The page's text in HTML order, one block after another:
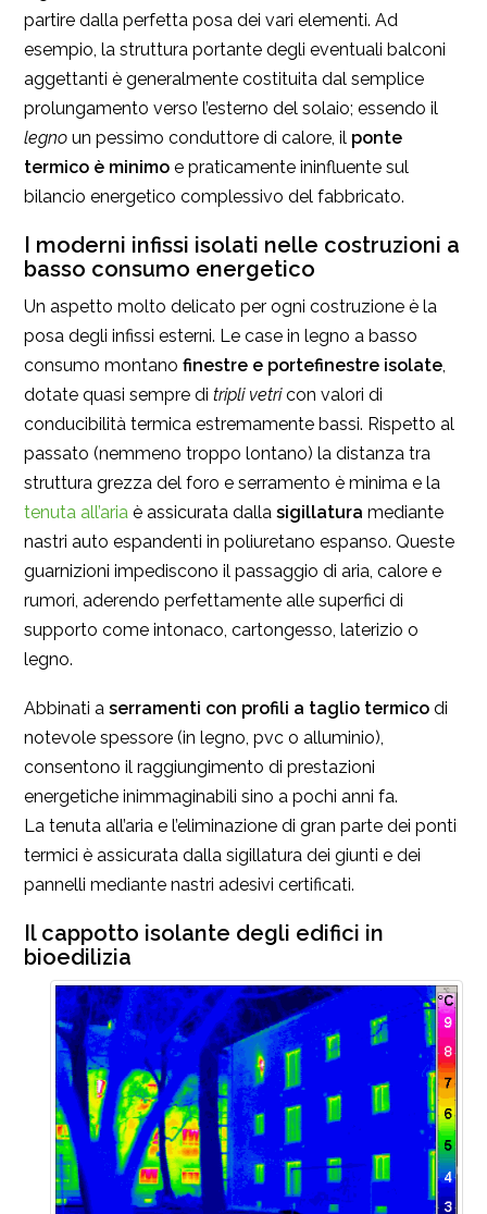
partire dalla perfetta posa dei vari elementi. Ad
esempio, la struttura portante degli eventuali balconi
aggettanti è generalmente costituita dal semplice
prolungamento verso l’esterno del solaio; essendo il
legno un pessimo conduttore di calore, il ponte
termico è minimo e praticamente ininfluente sul
bilancio energetico complessivo del fabbricato.
I moderni infissi isolati nelle costruzioni a
basso consumo energetico
Un aspetto molto delicato per ogni costruzione è la
posa degli infissi esterni. Le case in legno a basso
consumo montano finestre e portefinestre isolate,
dotate quasi sempre di tripli vetricon valori di
conducibilità termica estremamente bassi. Rispetto al
passato (nemmeno troppo lontano) la distanza tra
struttura grezza del foro e serramento è minima e la
tenuta all’aria è assicurata dalla sigillatura mediante
nastri auto espandenti in poliuretano espanso. Queste
guarnizioni impediscono il passaggio di aria, calore e
rumori, aderendo perfettamente alle superfici di
supporto come intonaco, cartongesso, laterizio o
legno.
Abbinati a serramenti con profili a taglio termico di
notevole spessore (in legno, pvc o alluminio),
consentono il raggiungimento di prestazioni
energetiche inimmaginabili sino a pochi anni fa.
La tenuta all’aria e l’eliminazione di gran parte dei ponti
termici è assicurata dalla sigillatura dei giunti e dei
pannelli mediante nastri adesivi certificati.
Il cappotto isolante degli edifici in
bioedilizia